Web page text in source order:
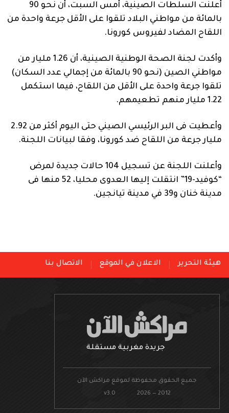
آراء
أعلنت السلطات الصينية، أمس السبت، أن نحو 90
بالمائة من مواطني البلاد تلقوا على الأقل جرعة واحدة من
اللقاح المضاد لفيروس كورونا.
وأكدت لجنة الصحة الوطنية الصينية، أن 1.26 مليار من
مواطني الصين (نحو 90 بالمائة من إجمالي عدد السكان)
تلقوا جرعة واحدة على الأقل من اللقاح، فيما استكمل
1.22 مليار منهم تطعيمهم.
وأعطيت فى البر الرئيسي الصيني حتى اليوم أكثر من 2.92
مليار جرعة من اللقاح ضد كورونا، وفقا لبيانات اللجنة.
وأعلنت اللجنة عن تسجيل 104 حالات جديدة لمرض
“كوفيد-19” انتقلت إليها العدوى محليا، 52 منها فى
مدينة خنان و39 في مدينة تيانجين.
هيئة التحرير الاعلان في الموقع الاتصال بنا
جريدة مغربية مستقلة
جميع الحقوق محفوظة لموقع مراكش الآن
v3.0 2026 — 2012